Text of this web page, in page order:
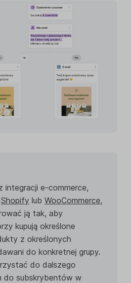
integracji e-commerce,
Shopify lub WooCommerce,
ją tak, aby
kupują określone
z określonych
do konkretnej grupy.
do dalszego
do subskrybentów w